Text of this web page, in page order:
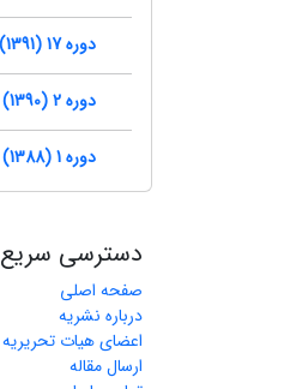
دوره 17 (1391)
دوره 2 (1390)
دوره 1 (1388)
دسترسی سریع
صفحه اصلی
درباره نشریه
اعضای هیات تحریریه
ارسال مقاله